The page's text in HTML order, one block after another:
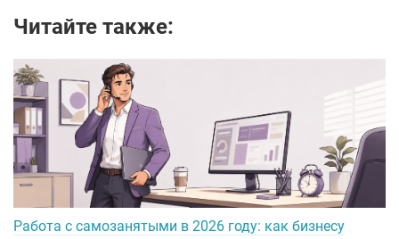
Читайте также:
Работа с самозанятыми в 2026 году: как бизнесу